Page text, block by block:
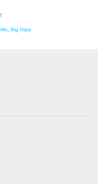
Mo Big Gipp